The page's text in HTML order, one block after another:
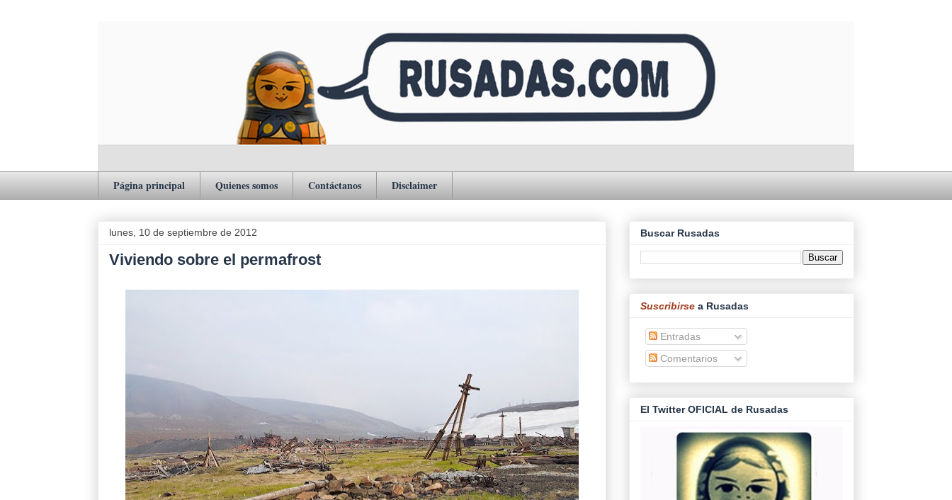
Página principal Quienes somos Contáctanos Disclaimer
lunes, 10 de septiembre de 2012
Viviendo sobre el permafrost
Buscar Rusadas
Suscribirse a Rusadas
Entradas
Comentarios
El Twitter OFICIAL de Rusadas